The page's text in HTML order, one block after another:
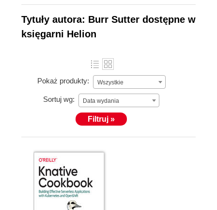
Tytuły autora: Burr Sutter dostępne w
księgarni Helion
Pokaż produkty: Wszystkie
Sortuj wg: Data wydania
Filtruj »